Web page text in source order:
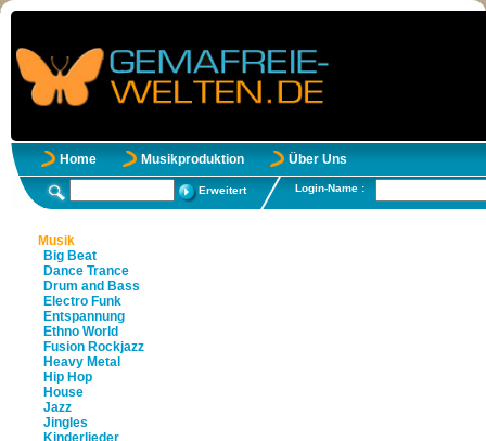
Home Musikproduktion Über Uns
Erweitert Login-Name :
Musik
Big Beat
Dance Trance
Drum and Bass
Electro Funk
Entspannung
Ethno World
Fusion Rockjazz
Heavy Metal
Hip Hop
House
Jazz
Jingles
Kinderlieder